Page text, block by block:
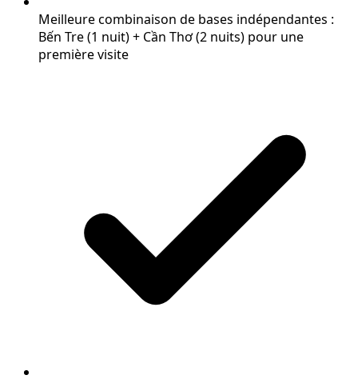
Meilleure combinaison de bases indépendantes :
Bến Tre (1 nuit) + Cần Thơ (2 nuits) pour une
première visite